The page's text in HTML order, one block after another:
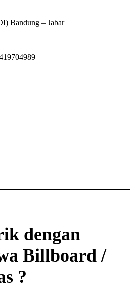
Bandung – Jabar
dengan
Billboard /
?